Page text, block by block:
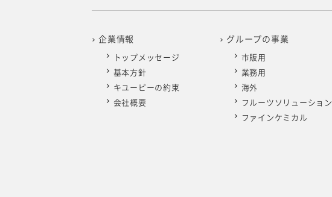
2025年1月
2024年2月
2024年1月
2023年3月
2023年2月
2023年1月
2022年4月
2022年3月
2022年2月
2021年5月
2021年4月
2021年3月
2020年6月
2020年5月
2020年4月
2019年7月
2019年6月
2019年5月
企業情報
トップメッセージ
基本方針
キユーピーの約束
会社概要
グループの事業
市販用
業務用
海外
フルーツソリューション
ファインケミカル